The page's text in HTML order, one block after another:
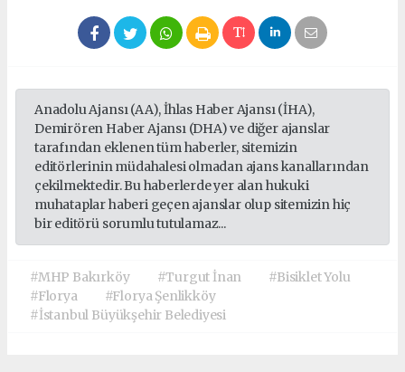
Anadolu Ajansı (AA), İhlas Haber Ajansı (İHA),
Demirören Haber Ajansı (DHA) ve diğer ajanslar
tarafından eklenen tüm haberler, sitemizin
editörlerinin müdahalesi olmadan ajans kanallarından
çekilmektedir. Bu haberlerde yer alan hukuki
muhataplar haberi geçen ajanslar olup sitemizin hiç
bir editörü sorumlu tutulamaz...
#MHP Bakırköy #Turgut İnan
#Bisiklet Yolu
#Florya
#Florya Şenlikköy
#İstanbul Büyükşehir Belediyesi